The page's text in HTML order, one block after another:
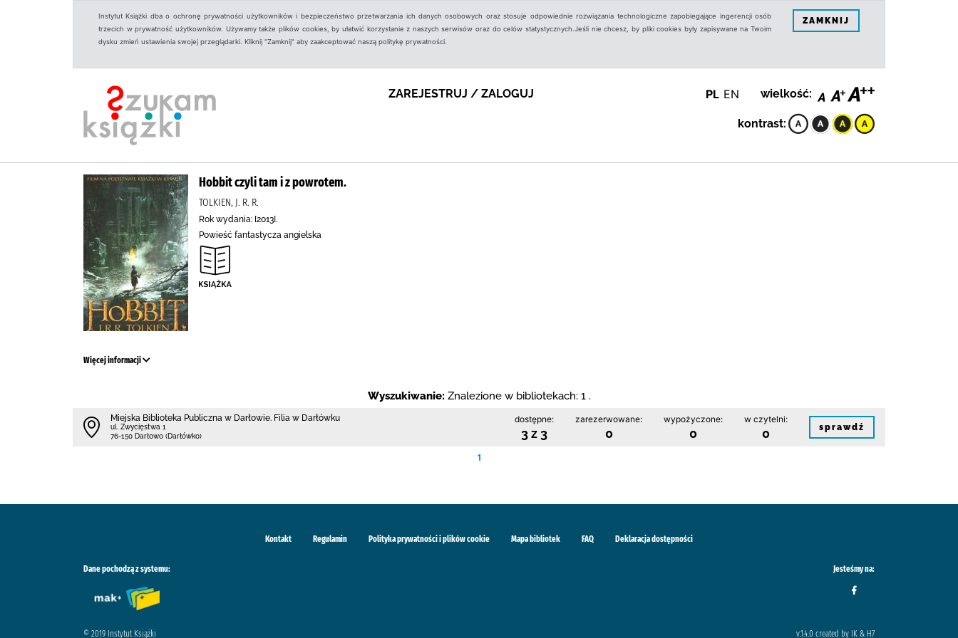
Instytut Książki dba o ochronę prywatności użytkowników i bezpieczeństwo przetwarzania ich danych osobowych oraz stosuje odpowiednie rozwiązania technologiczne zapobiegające ingerencji osób
trzecich w prywatność użytkowników. Używamy także plików cookies, by ułatwić korzystanie z naszych serwisów oraz do celów statystycznych.Jeśli nie chcesz, by pliki cookies były zapisywane na Twoim
dysku zmień ustawienia swojej przeglądarki. Kliknij "Zamknij" aby zaakceptować naszą politykę prywatności.
ZAMKNIJ
ZAREJESTRUJ / ZALOGUJ PL EN wielkość:
kontrast:
Hobbit czyli tam i z powrotem.
TOLKIEN, J. R. R.
Rok wydania: [2013].
Powieść fantastycza angielska
Więcej informacji
Wyszukiwanie: Znalezione w bibliotekach: 1 .
Miejska Biblioteka Publiczna w Darłowie. Filia w Darłówku
ul. Zwycięstwa 1
76-150 Darłowo (Darłówko)
dostępne:
3 z 3
zarezerwowane:
0
wypożyczone:
0
w czytelni:
0 sprawdź
1
Kontakt Regulamin Polityka prywatności i plików cookie Mapa bibliotek FAQ Deklaracja dostępności
Dane pochodzą z systemu: Jesteśmy na:
© 2019 Instytut Książki v.1.4.0 created by IK & H7